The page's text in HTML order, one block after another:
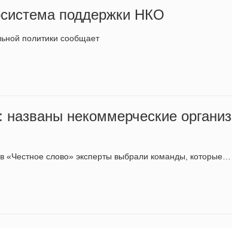
поддержки НКО
политики сообщает
некоммерческие
«Честное слово» эксперты выбрали команды, которые…